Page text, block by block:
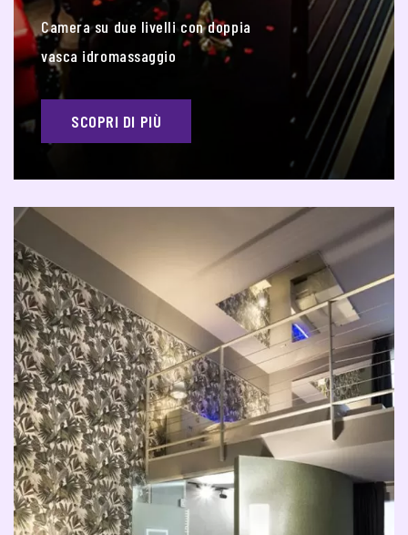
Camera su due livelli con doppia
vasca idromassaggio
SCOPRI DI PIÙ